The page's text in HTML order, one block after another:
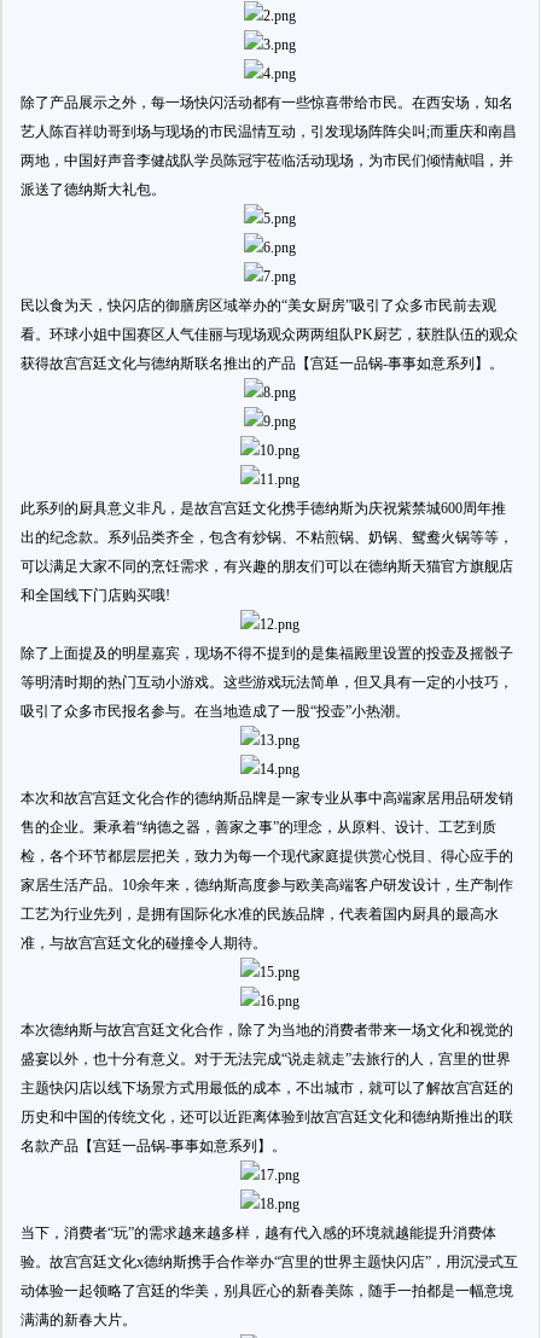
除了产品展示之外，每一场快闪活动都有一些惊喜带给市民。在西安场，知名
艺人陈百祥叻哥到场与现场的市民温情互动，引发现场阵阵尖叫;而重庆和南昌
两地，中国好声音李健战队学员陈冠宇莅临活动现场，为市民们倾情献唱，并
派送了德纳斯大礼包。
民以食为天，快闪店的御膳房区域举办的“美女厨房”吸引了众多市民前去观
看。环球小姐中国赛区人气佳丽与现场观众两两组队PK厨艺，获胜队伍的观众
获得故宫宫廷文化与德纳斯联名推出的产品【宫廷一品锅-事事如意系列】。
此系列的厨具意义非凡，是故宫宫廷文化携手德纳斯为庆祝紫禁城600周年推
出的纪念款。系列品类齐全，包含有炒锅、不粘煎锅、奶锅、鸳鸯火锅等等，
可以满足大家不同的烹饪需求，有兴趣的朋友们可以在德纳斯天猫官方旗舰店
和全国线下门店购买哦!
除了上面提及的明星嘉宾，现场不得不提到的是集福殿里设置的投壶及摇骰子
等明清时期的热门互动小游戏。这些游戏玩法简单，但又具有一定的小技巧，
吸引了众多市民报名参与。在当地造成了一股“投壶”小热潮。
本次和故宫宫廷文化合作的德纳斯品牌是一家专业从事中高端家居用品研发销
售的企业。秉承着“纳德之器，善家之事”的理念，从原料、设计、工艺到质
检，各个环节都层层把关，致力为每一个现代家庭提供赏心悦目、得心应手的
家居生活产品。10余年来，德纳斯高度参与欧美高端客户研发设计，生产制作
工艺为行业先列，是拥有国际化水准的民族品牌，代表着国内厨具的最高水
准，与故宫宫廷文化的碰撞令人期待。
本次德纳斯与故宫宫廷文化合作，除了为当地的消费者带来一场文化和视觉的
盛宴以外，也十分有意义。对于无法完成“说走就走”去旅行的人，宫里的世界
主题快闪店以线下场景方式用最低的成本，不出城市，就可以了解故宫宫廷的
历史和中国的传统文化，还可以近距离体验到故宫宫廷文化和德纳斯推出的联
名款产品【宫廷一品锅-事事如意系列】。
当下，消费者“玩”的需求越来越多样，越有代入感的环境就越能提升消费体
验。故宫宫廷文化x德纳斯携手合作举办“宫里的世界主题快闪店”，用沉浸式互
动体验一起领略了宫廷的华美，别具匠心的新春美陈，随手一拍都是一幅意境
满满的新春大片。